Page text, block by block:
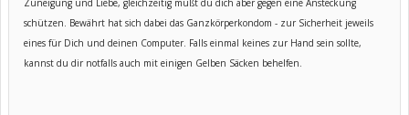
Zuneigung und Liebe, gleichzeitig mußt du dich aber gegen eine Ansteckung
schützen. Bewährt hat sich dabei das Ganzkörperkondom - zur Sicherheit jeweils
eines für Dich und deinen Computer. Falls einmal keines zur Hand sein sollte,
kannst du dir notfalls auch mit einigen Gelben Säcken behelfen.